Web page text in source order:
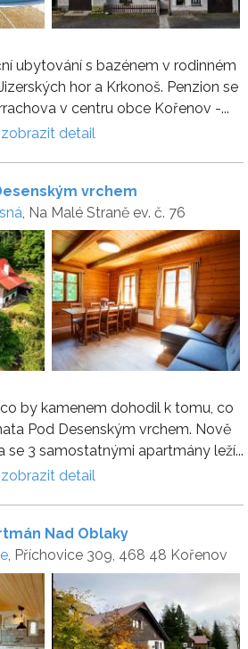
ubytování s bazénem v rodinném
hor a Krkonoš. Penzion se
v centru obce Kořenov -...
zobrazit detail
vrchem
, Na Malé Straně ev. č. 76
by kamenem dohodil k tomu, co
Pod Desenským vrchem. Nově
se 3 samostatnými apartmány leží...
zobrazit detail
Nad Oblaky
, Příchovice 309, 468 48 Kořenov